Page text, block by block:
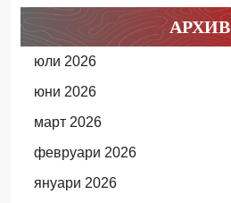
АРХИВ
юли 2026
юни 2026
март 2026
февруари 2026
януари 2026